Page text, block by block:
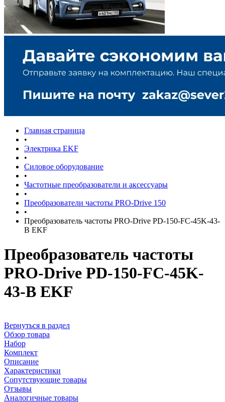
Главная страница
•
Электрика EKF
•
Силовое оборудование
•
Частотные преобразователи и аксессуары
•
Преобразователи частоты PRO-Drive 150
•
Преобразователь частоты PRO-Drive PD-150-FC-45K-43-
B EKF
Преобразователь частоты
PRO-Drive PD-150-FC-45K-
43-B EKF
Вернуться в раздел
Обзор товара
Набор
Комплект
Описание
Характеристики
Сопутствующие товары
Отзывы
Аналогичные товары